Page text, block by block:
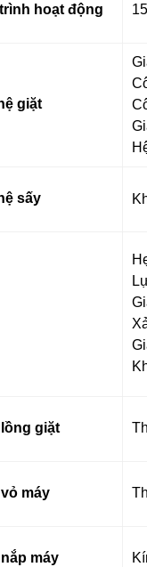
hoạt động
giặt
sấy
giặt
máy
máy